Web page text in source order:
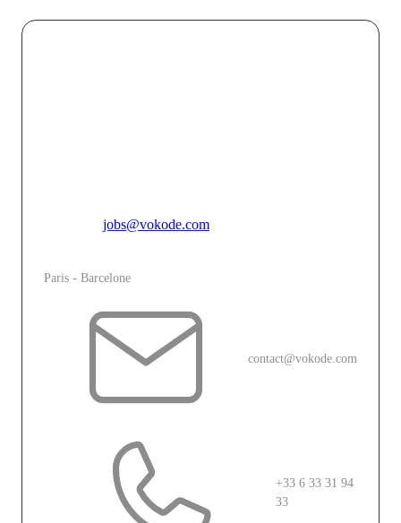
jobs@vokode.com
Paris - Barcelone
contact@vokode.com
+33 6 33 31 94
33